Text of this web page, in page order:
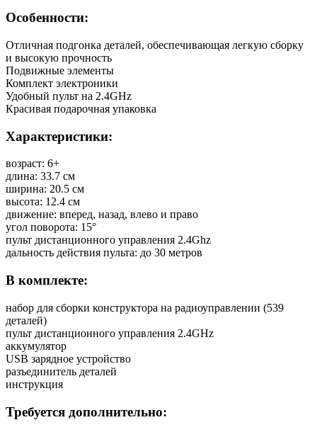
Особенности:
Отличная подгонка деталей, обеспечивающая легкую сборку
и высокую прочность
Подвижные элементы
Комплект электроники
Удобный пульт на 2.4GHz
Красивая подарочная упаковка
Характеристики:
возраст: 6+
длина: 33.7 см
ширина: 20.5 см
высота: 12.4 см
движение: вперед, назад, влево и право
угол поворота: 15°
пульт дистанционного управления 2.4Ghz
дальность действия пульта: до 30 метров
В комплекте:
набор для сборки конструктора на радиоуправлении (539
деталей)
пульт дистанционного управления 2.4GHz
аккумулятор
USB зарядное устройство
разъединитель деталей
инструкция
Требуется дополнительно: